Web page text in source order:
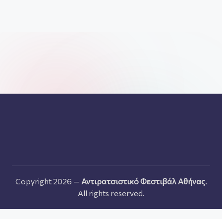
Copyright 2026 — Αντιρατσιστικό Φεστιβάλ Αθήνας.
All rights reserved.